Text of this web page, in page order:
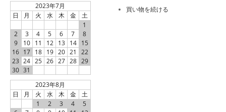
買い物を続ける
2023年7月
日
月 火 水 木 金
土
1
2
3 4 5 6 7
8
9
10 11 12 13 14 15
16 17 18 19 20 21
22
23 24 25 26 27 28 29
30 31
2023年8月
日
月 火 水 木 金
土
1
2 3 4
5